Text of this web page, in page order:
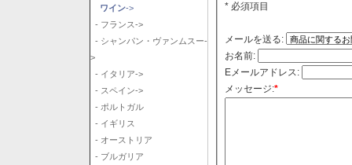
ワイン->
- フランス->
- シャンパン・ヴァンムスー-
>
- イタリア->
- スペイン->
- ポルトガル
- イギリス
- オーストリア
- ブルガリア
* 必須項目
メールを送る:
お名前:
Eメールアドレス:
メッセージ:*